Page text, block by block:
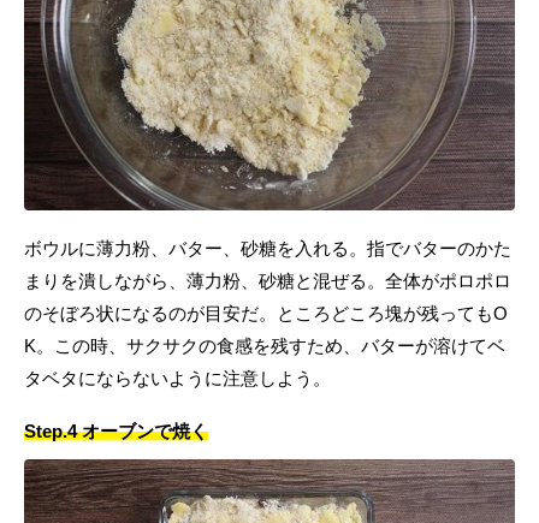
ボウルに薄力粉、バター、砂糖を入れる。指でバターのかた
まりを潰しながら、薄力粉、砂糖と混ぜる。全体がポロポロ
のそぼろ状になるのが目安だ。ところどころ塊が残ってもO
K。この時、サクサクの食感を残すため、バターが溶けてベ
タベタにならないように注意しよう。
Step.4 オーブンで焼く